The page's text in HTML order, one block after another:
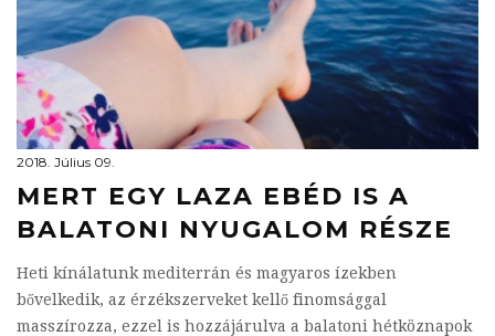
2018. Július 09.
MERT EGY LAZA EBÉD IS A
BALATONI NYUGALOM RÉSZE
Heti kínálatunk mediterrán és magyaros ízekben
bővelkedik, az érzékszerveket kellő finomsággal
masszírozza, ezzel is hozzájárulva a balatoni hétköznapok